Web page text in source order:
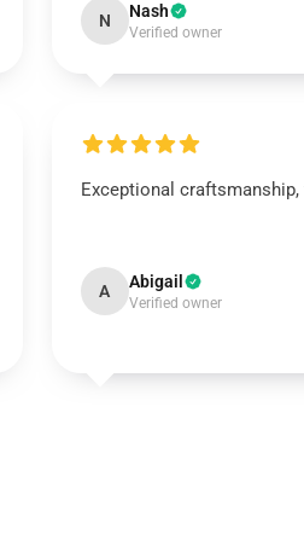
N Nash
Verified owner
Exceptional
A Abigail
Verified owner